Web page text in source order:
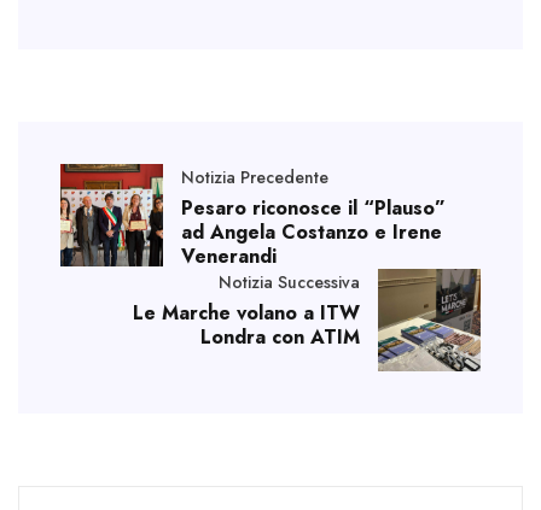
Notizia Precedente
Pesaro riconosce il “Plauso”
ad Angela Costanzo e Irene
Venerandi
Notizia Successiva
Le Marche volano a ITW
Londra con ATIM